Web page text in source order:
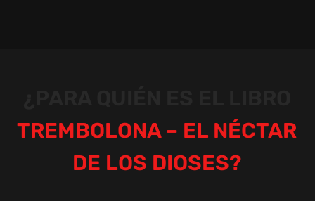
TREMBOLONA – EL NÉCTAR
DE LOS DIOSES?